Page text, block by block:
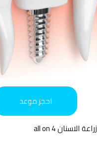
احجز موعد
زراعة الاسنان all on 4